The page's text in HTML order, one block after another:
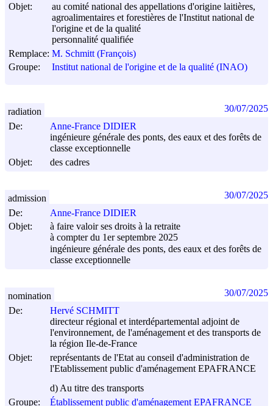
Objet:
au comité national des appellations d'origine laitières,
agroalimentaires et forestières de l'Institut national de
l'origine et de la qualité
personnalité qualifiée
Remplace: M. Schmitt (François)
Groupe:
Institut national de l'origine et de la qualité (INAO)
De:
Anne-France DIDIER
ingénieure générale des ponts, des eaux et des forêts de
classe exceptionnelle
Objet:
des cadres
radiation 30/07/2025
De:
Anne-France DIDIER
Objet:
à faire valoir ses droits à la retraite
à compter du 1er septembre 2025
ingénieure générale des ponts, des eaux et des forêts de
classe exceptionnelle
admission 30/07/2025
De:
Hervé SCHMITT
directeur régional et interdépartemental adjoint de
l'environnement, de l'aménagement et des transports de
la région Ile-de-France
Objet:
représentants de l'Etat au conseil d'administration de
l'Etablissement public d'aménagement EPAFRANCE
d) Au titre des transports
Groupe:
Établissement public d'aménagement EPAFRANCE
nomination 30/07/2025